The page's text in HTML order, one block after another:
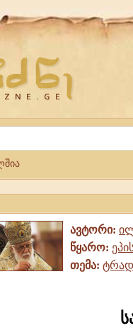
ავტორი:
წყარო:
თემა: